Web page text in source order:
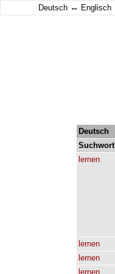
Deutsch ↔ Englisch
Deutsch
Suchwort
lernen
lernen
lernen
lernen